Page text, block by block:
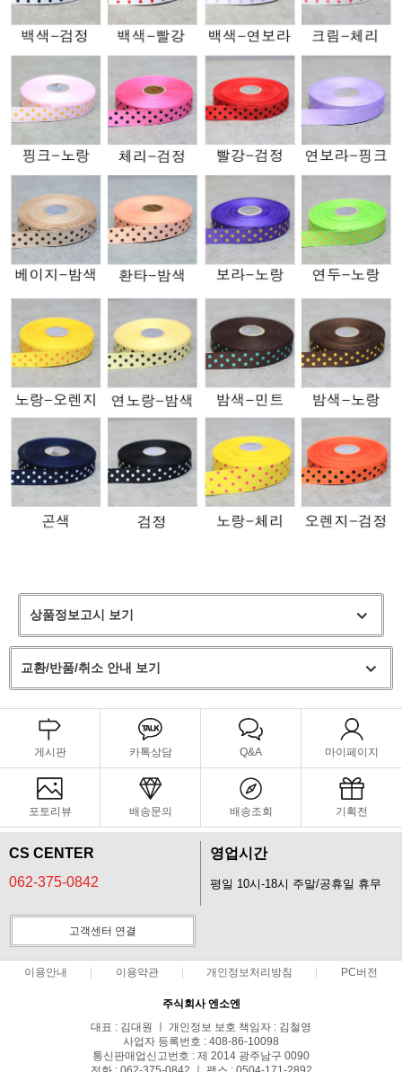
상품정보고시 보기
교환/반품/취소 안내 보기
게시판 카톡상담 Q&A 마이페이지
포토리뷰 배송문의 배송조회 기획전
CS CENTER
062-375-0842
영업시간
평일 10시-18시 주말/공휴일 휴무
고객센터 연결
이용안내 이용약관 개인정보처리방침 PC버전
주식회사 엔소엔
대표 : 김대원 ㅣ 개인정보 보호 책임자 : 김철영
사업자 등록번호 : 408-86-10098
통신판매업신고번호 : 제 2014 광주남구 0090